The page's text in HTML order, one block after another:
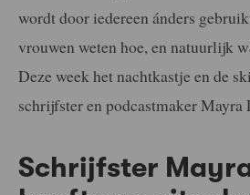
wordt door iedereen ánders
vrouwen weten hoe, en natuurlijk
Deze week het nachtkastje en de
schrijfster en podcastmaker Mayra
Schrijfster